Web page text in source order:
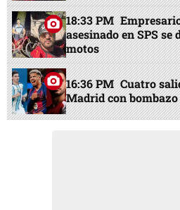
18:33 PM
asesinado en SPS se
motos
16:36 PM Cuatro
Madrid con